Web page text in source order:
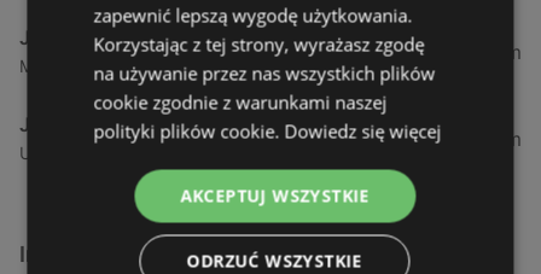
JYSK
Mieszka I81, 71-011 Szczecin
57,07 km
JYSK
Ustowo, 70-001 Szczecin
59,29 km
Inne sklepy Meble w pobliżu
zapewnić lepszą wygodę użytkowania.
Korzystając z tej strony, wyrażasz zgodę
na używanie przez nas wszystkich plików
cookie zgodnie z warunkami naszej
polityki plików cookie. Dowiedz się więcej
AKCEPTUJ WSZYSTKIE
ODRZUĆ WSZYSTKIE